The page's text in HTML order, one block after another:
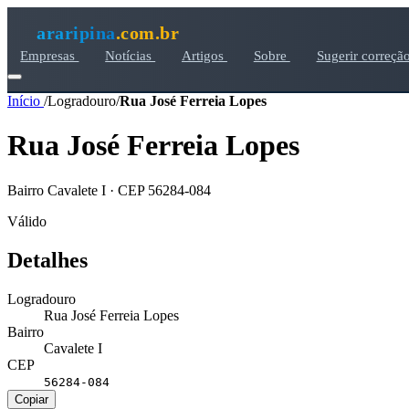
araripina.com.br
Empresas Notícias Artigos Sobre Sugerir
Início /Logradouro/Rua José Ferreia Lopes
Rua José Ferreia Lopes
Bairro Cavalete I · CEP 56284-084
Válido
Detalhes
Logradouro
Rua José Ferreia Lopes
Bairro
Cavalete I
CEP
56284-084
Copiar